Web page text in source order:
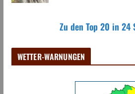
Zu den Top 20 in 24
WETTER-WARNUNGEN